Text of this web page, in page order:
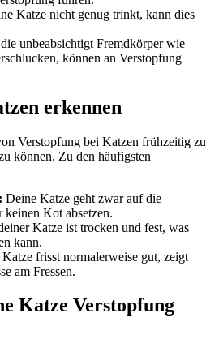
Katze nicht genug trinkt, kann dies
unbeabsichtigt Fremdkörper wie
können an Verstopfung
erkennen
Verstopfung bei Katzen frühzeitig zu
können. Zu den häufigsten
Deine Katze geht zwar auf die
keinen Kot absetzen.
Katze ist trocken und fest, was
kann.
frisst normalerweise gut, zeigt
am Fressen.
Katze Verstopfung